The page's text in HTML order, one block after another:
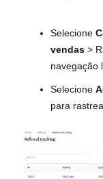
Selecione
vendas >
navegação
Selecione
para